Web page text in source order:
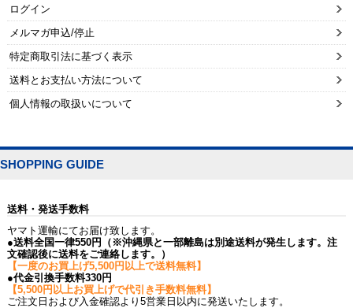
ログイン
メルマガ申込/停止
特定商取引法に基づく表示
送料とお支払い方法について
個人情報の取扱いについて
SHOPPING GUIDE
送料・発送手数料
ヤマト運輸にてお届け致します。
●送料全国一律550円（※沖縄県と一部離島は別途送料が発生します。注
文確認後に送料をご連絡します。）
【一度のお買上げ5,500円以上で送料無料】
●代金引換手数料330円
【5,500円以上お買上げで代引き手数料無料】
ご注文日および入金確認より5営業日以内に発送いたします。